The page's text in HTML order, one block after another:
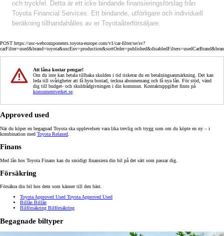
och tryckfel. Detta är ett icke bindande finansieringsförslag från
Toyota Financial Services. Ett bindande, utförligare och individuell
beräkning tillhandahålles av er Toyotaåterförsäljare.
POST https://usc-webcomponents.toyota-europe.com/v1/car-filter/se/sv?
Att låna kostar pengar!
Om du inte kan betala tillbaka skulden i tid riskerar du en betalningsanmärkning. Det kan
leda till svårigheter att få hyra bostad, teckna abonnemang och få nya lån. För stöd, vänd
dig till budget- och skuldrådgivningen i din kommun. Kontaktuppgifter finns på
konsumentverket.se
Approved used
När du köper en begagnad Toyota ska upplevelsen vara lika trevlig och trygg som om du köpte en ny – i
kombination med Toyota Relaxed
Finans
Med lån hos Toyota Finans kan du smidigt finansiera din bil på det sätt som passar dig.
Försäkring
Försäkra din bil hos dem som känner till den bäst.
Toyota Approved Used Toyota Approved Used
Billån Billån
Bilförsäkring Bilförsäkring
Begagnade biltyper